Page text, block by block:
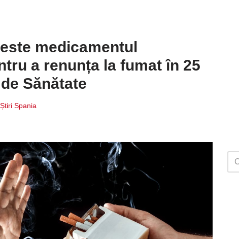
medicamentul
a renunța la fumat în 25
Sănătate
Știri Spania